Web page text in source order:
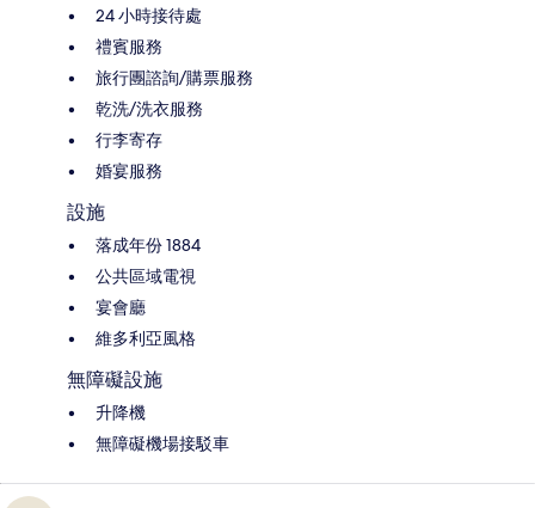
24 小時接待處
禮賓服務
旅行團諮詢/購票服務
乾洗/洗衣服務
行李寄存
婚宴服務
設施
落成年份 1884
公共區域電視
宴會廳
維多利亞風格
無障礙設施
升降機
無障礙機場接駁車